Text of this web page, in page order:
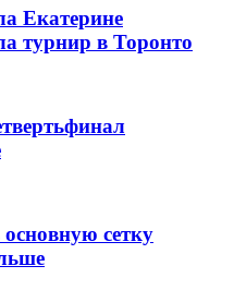
Екатерине
турнир в Торонто
сетку